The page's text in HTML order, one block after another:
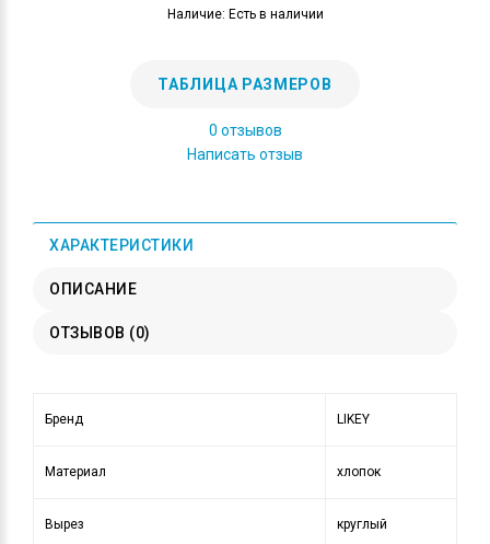
Наличие: Есть в наличии
ТАБЛИЦА РАЗМЕРОВ
0 отзывов
Написать отзыв
ХАРАКТЕРИСТИКИ
ОПИСАНИЕ
ОТЗЫВОВ (0)
Бренд LIKEY
Материал хлопок
Вырез круглый